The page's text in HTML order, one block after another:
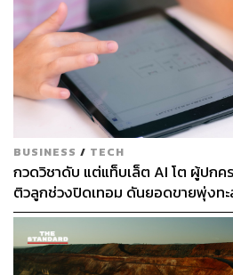
BUSINESS / TECH
กวดวิชาดับ แต่แท็บเล็ต AI โต ผู้ปก
ติวลูกช่วงปิดเทอม ดันยอดขายพุ่งทะ